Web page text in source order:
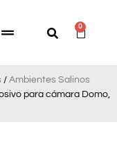
0
/ Ambientes Salinos
para cámara Domo,